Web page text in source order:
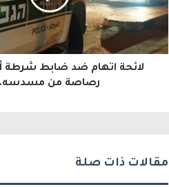
ك
ا
ل
لائحة اتهام ضد ضابط شرطة
رصاصة من مسدسه.
مقالات ذات صلة